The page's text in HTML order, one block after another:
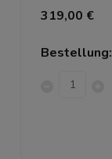
319,00 €
Bestellung: